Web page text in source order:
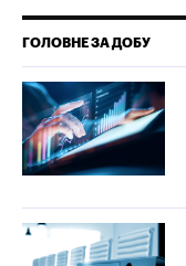
ГОЛОВНЕ ЗА ДОБУ